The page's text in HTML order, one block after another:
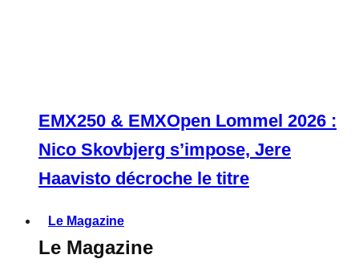
EMX250 & EMXOpen Lommel 2026 :
Nico Skovbjerg s’impose, Jere
Haavisto décroche le titre
Le Magazine
Le Magazine